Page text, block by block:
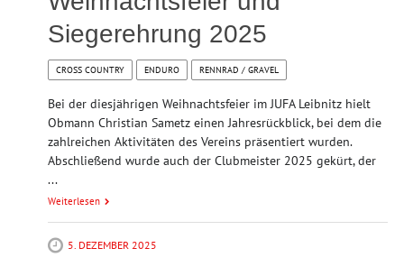
Siegerehrung 2025
CROSS COUNTRY ENDURO RENNRAD / GRAVEL
Bei der diesjährigen Weihnachtsfeier im JUFA Leibnitz hielt
Obmann Christian Sametz einen Jahresrückblick, bei dem die
zahlreichen Aktivitäten des Vereins präsentiert wurden.
Abschließend wurde auch der Clubmeister 2025 gekürt, der
...
Weiterlesen
5. DEZEMBER 2025